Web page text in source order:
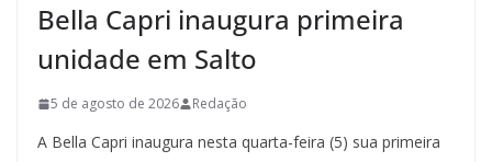
Bella Capri inaugura primeira
unidade em Salto
5 de agosto de 2026 Redação
A Bella Capri inaugura nesta quarta-feira (5) sua primeira